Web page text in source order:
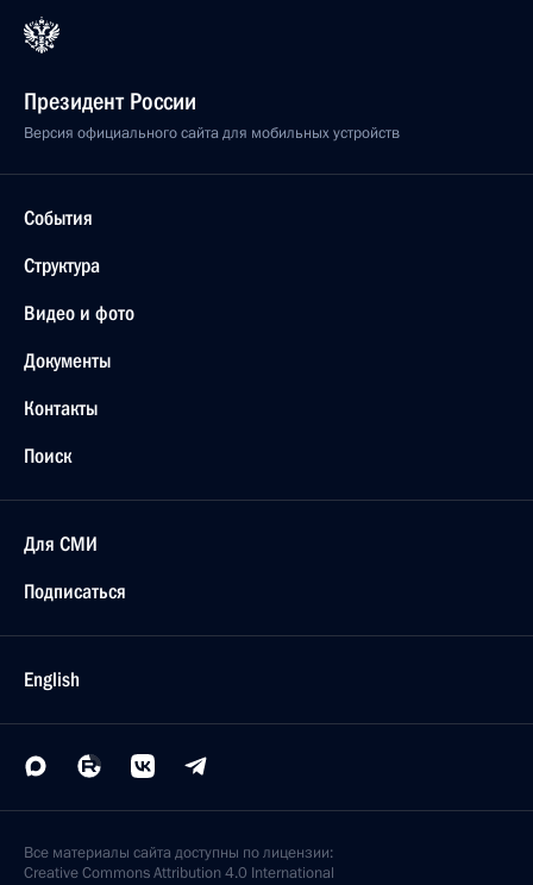
Президент России
Версия официального сайта для мобильных устройств
События
Структура
Видео и фото
Документы
Контакты
Поиск
Для СМИ
Подписаться
English
Все материалы сайта доступны по лицензии:
Creative Commons Attribution 4.0 International